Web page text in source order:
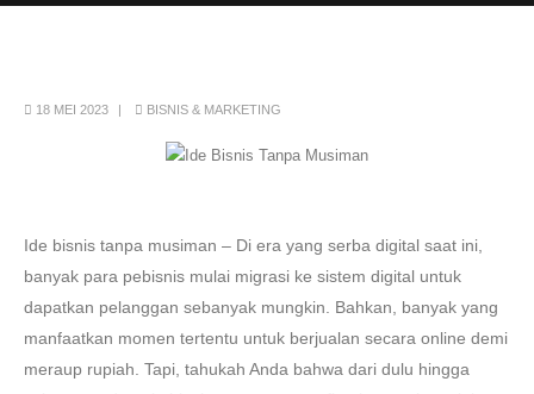
18 MEI 2023 BISNIS & MARKETING
Ide bisnis tanpa musiman – Di era yang serba digital saat ini,
banyak para pebisnis mulai migrasi ke sistem digital untuk
dapatkan pelanggan sebanyak mungkin. Bahkan, banyak yang
manfaatkan momen tertentu untuk berjualan secara online demi
meraup rupiah. Tapi, tahukah Anda bahwa dari dulu hingga